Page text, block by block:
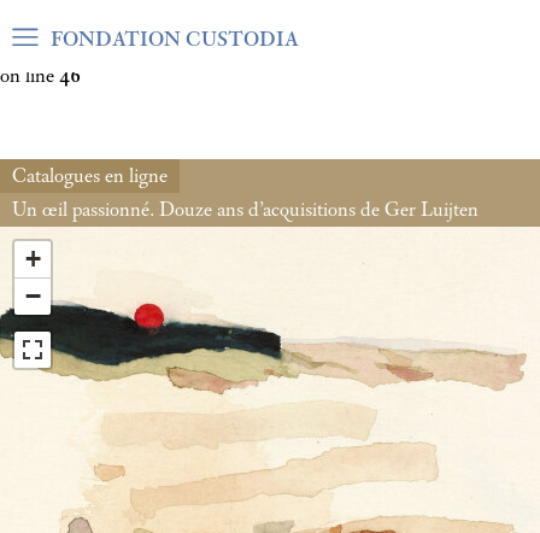
Warning: Undefined array key "var_mode" in
on line 46
FONDATION CUSTODIA
Catalogues en ligne
Un œil passionné. Douze ans d’acquisitions de Ger Luijten
+
−